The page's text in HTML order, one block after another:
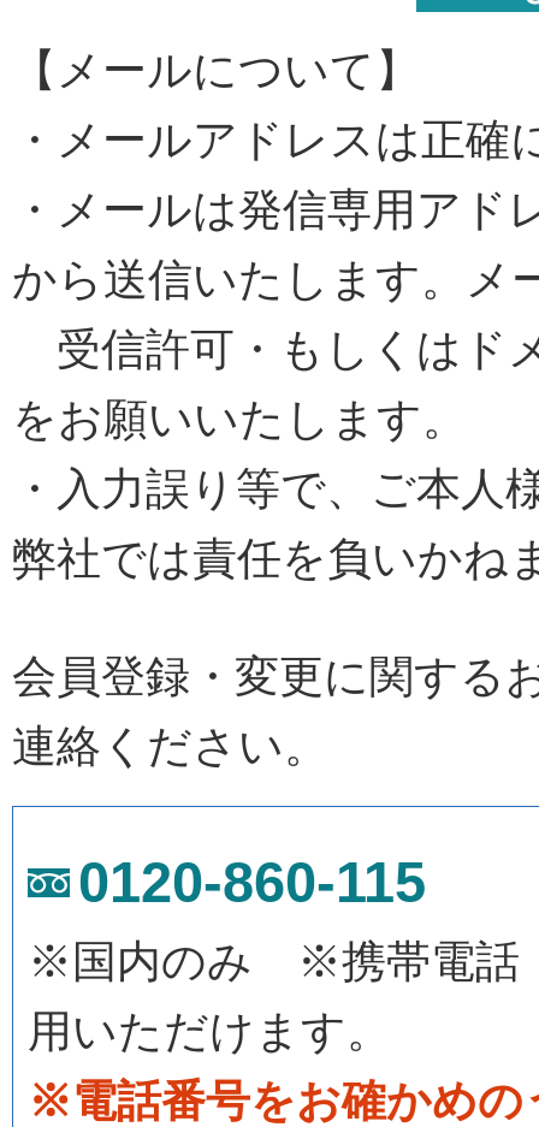
【メールについて】
・メールアドレスは正確
・メールは発信専用アド
から送信いたします。メ
受信許可・もしくはド
をお願いいたします。
・入力誤り等で、ご本人
弊社では責任を負いかね
会員登録・変更に関する
連絡ください。
0120-860-115
※国内のみ ※携帯電話
用いただけます。
※電話番号をお確かめの